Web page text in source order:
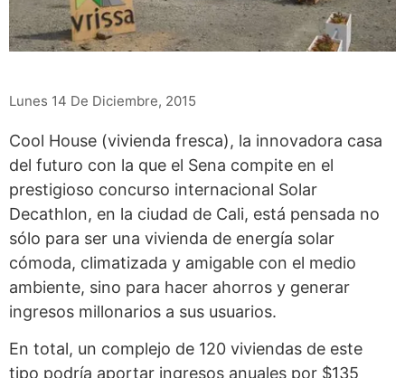
Lunes 14 De Diciembre, 2015
Cool House (vivienda fresca), la innovadora casa
del futuro con la que el Sena compite en el
prestigioso concurso internacional Solar
Decathlon, en la ciudad de Cali, está pensada no
sólo para ser una vivienda de energía solar
cómoda, climatizada y amigable con el medio
ambiente, sino para hacer ahorros y generar
ingresos millonarios a sus usuarios.
En total, un complejo de 120 viviendas de este
tipo podría aportar ingresos anuales por $135